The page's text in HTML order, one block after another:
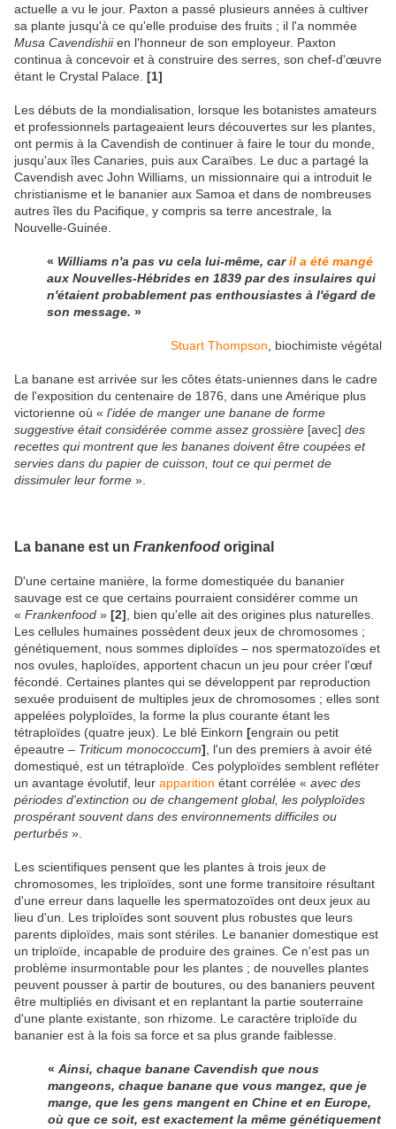
actuelle a vu le jour. Paxton a passé plusieurs années à cultiver
sa plante jusqu'à ce qu'elle produise des fruits ; il l'a nommée
Musa Cavendishiien l'honneur de son employeur. Paxton
continua à concevoir et à construire des serres, son chef-d'œuvre
étant le Crystal Palace. [1]
Les débuts de la mondialisation, lorsque les botanistes amateurs
et professionnels partageaient leurs découvertes sur les plantes,
ont permis à la Cavendish de continuer à faire le tour du monde,
jusqu'aux îles Canaries, puis aux Caraïbes. Le duc a partagé la
Cavendish avec John Williams, un missionnaire qui a introduit le
christianisme et le bananier aux Samoa et dans de nombreuses
autres îles du Pacifique, y compris sa terre ancestrale, la
Nouvelle-Guinée.
« Williams n'a pas vu cela lui-même, caril a été mangé
aux Nouvelles-Hébrides en 1839 par des insulaires qui
n'étaient probablement pas enthousiastes à l'égard de
son message. »
Stuart Thompson , biochimiste végétal
La banane est arrivée sur les côtes états-uniennes dans le cadre
de l'exposition du centenaire de 1876, dans une Amérique plus
victorienne où « l'idée de manger une banane de forme
suggestive était considérée comme assez grossière [avec] des
recettes qui montrent que les bananes doivent être coupées et
servies dans du papier de cuisson, tout ce qui permet de
dissimuler leur forme ».
La banane est un Frankenfood original
D'une certaine manière, la forme domestiquée du bananier
sauvage est ce que certains pourraient considérer comme un
« Frankenfood » [2], bien qu'elle ait des origines plus naturelles.
Les cellules humaines possèdent deux jeux de chromosomes ;
génétiquement, nous sommes diploïdes – nos spermatozoïdes et
nos ovules, haploïdes, apportent chacun un jeu pour créer l'œuf
fécondé. Certaines plantes qui se développent par reproduction
sexuée produisent de multiples jeux de chromosomes ; elles sont
appelées polyploïdes, la forme la plus courante étant les
tétraploïdes (quatre jeux). Le blé Einkorn [engrain ou petit
épeautre – Triticum monococcum], l'un des premiers à avoir été
domestiqué, est un tétraploïde. Ces polyploïdes semblent refléter
un avantage évolutif, leur apparition étant corrélée « avec des
périodes d'extinction ou de changement global, les polyploïdes
prospérant souvent dans des environnements difficiles ou
perturbés ».
Les scientifiques pensent que les plantes à trois jeux de
chromosomes, les triploïdes, sont une forme transitoire résultant
d'une erreur dans laquelle les spermatozoïdes ont deux jeux au
lieu d'un. Les triploïdes sont souvent plus robustes que leurs
parents diploïdes, mais sont stériles. Le bananier domestique est
un triploïde, incapable de produire des graines. Ce n'est pas un
problème insurmontable pour les plantes ; de nouvelles plantes
peuvent pousser à partir de boutures, ou des bananiers peuvent
être multipliés en divisant et en replantant la partie souterraine
d'une plante existante, son rhizome. Le caractère triploïde du
bananier est à la fois sa force et sa plus grande faiblesse.
« Ainsi, chaque banane Cavendish que nous
mangeons, chaque banane que vous mangez, que je
mange, que les gens mangent en Chine et en Europe,
où que ce soit, est exactement la même génétiquement